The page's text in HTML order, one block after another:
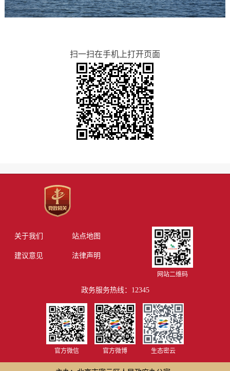
扫一扫在手机上打开页面
关于我们 站点地图
建议意见 法律声明
网站二维码
政务服务热线：12345
官方微信 官方微博 生态密云